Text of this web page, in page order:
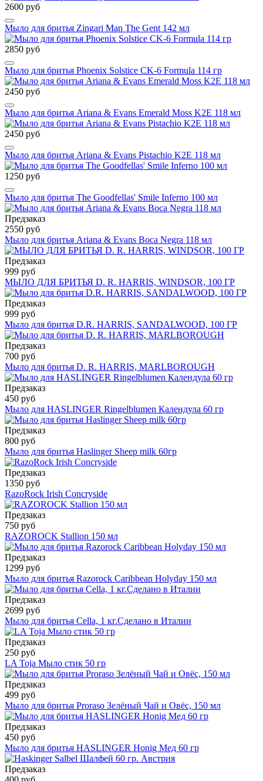
2600 руб
Мыло для бритья Zingari Man The Gent 142 мл
2850 руб
Мыло для бритья Phoenix Solstice CK-6 Formula 114 гр
2450 руб
Мыло для бритья Ariana & Evans Emerald Moss K2E 118 мл
2450 руб
Мыло для бритья Ariana & Evans Pistachio K2E 118 мл
1250 руб
Мыло для бритья The Goodfellas' Smile Inferno 100 мл
Предзаказ
2550 руб
Мыло для бритья Ariana & Evans Boca Negra 118 мл
Предзаказ
999 руб
МЫЛО ДЛЯ БРИТЬЯ D. R. HARRIS, WINDSOR, 100 ГР
Предзаказ
999 руб
Мыло для бритья D.R. HARRIS, SANDALWOOD, 100 ГР
Предзаказ
700 руб
Мыло для бритья D. R. HARRIS, MARLBOROUGH
Предзаказ
450 руб
Мыло для HASLINGER Ringelblumen Календула 60 гр
Предзаказ
800 руб
Мыло для бритья Haslinger Sheep milk 60гр
Предзаказ
1350 руб
RazoRock Irish Concryside
Предзаказ
750 руб
RAZOROCK Stallion 150 мл
Предзаказ
1299 руб
Мыло для бритья Razorock Caribbean Holyday 150 мл
Предзаказ
2699 руб
Мыло для бритья Cella, 1 кг.Сделано в Италии
Предзаказ
250 руб
LA Toja Мыло стик 50 гр
Предзаказ
499 руб
Мыло для бритья Proraso Зелёный Чай и Овёс, 150 мл
Предзаказ
450 руб
Мыло для бритья HASLINGER Honig Мед 60 гр
Предзаказ